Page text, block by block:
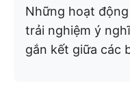
Những hoạt
trải nghiệm ý
gắn kết giữa các